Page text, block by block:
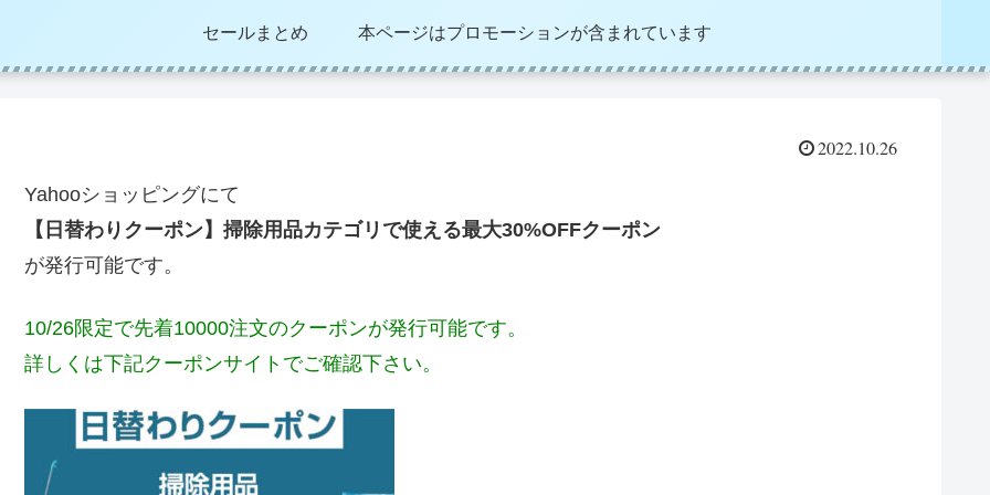
セールまとめ 本ページはプロモーションが含まれています
2022.10.26
Yahooショッピングにて
【日替わりクーポン】掃除用品カテゴリで使える最大30%OFFクーポン
が発行可能です。
10/26限定で先着10000注文のクーポンが発行可能です。
詳しくは下記クーポンサイトでご確認下さい。